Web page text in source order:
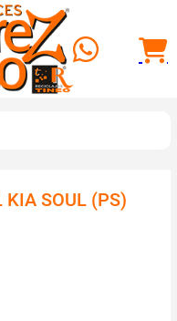
KIA SOUL (PS)